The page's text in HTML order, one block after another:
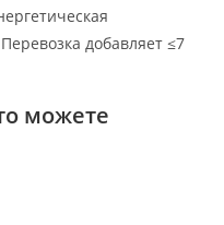
добавляет ≤7
можете